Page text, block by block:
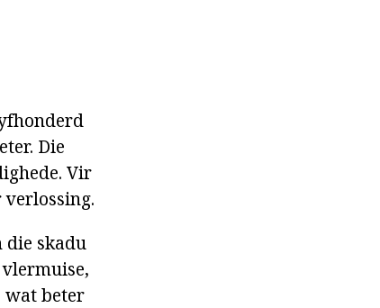
Die
Vir
verlossing.
die skadu
wat beter